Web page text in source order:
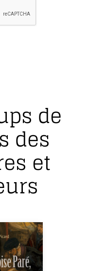
de
des
et